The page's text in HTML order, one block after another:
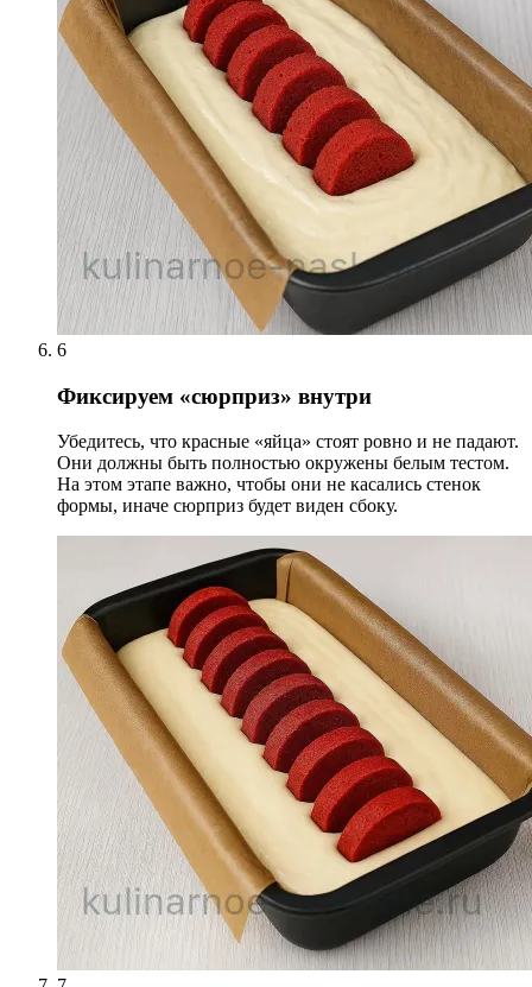
6
Фиксируем «сюрприз» внутри
Убедитесь, что красные «яйца» стоят ровно и не падают.
Они должны быть полностью окружены белым тестом.
На этом этапе важно, чтобы они не касались стенок
формы, иначе сюрприз будет виден сбоку.